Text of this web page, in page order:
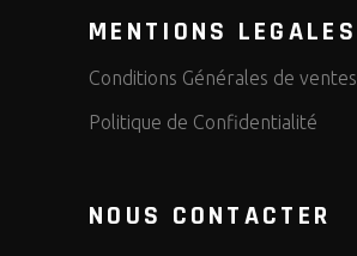
MENTIONS LEGALES
Conditions Générales de ventes
Politique de Confidentialité
NOUS CONTACTER